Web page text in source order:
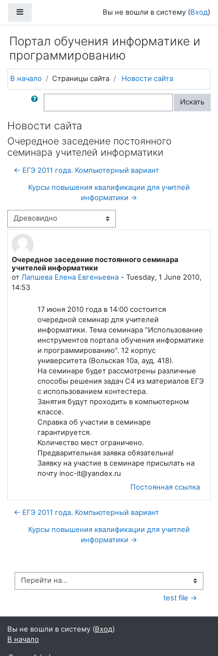
Вы не вошли в систему (Вход)
Портал обучения информатике и
программированию
В начало Страницы сайта Новости сайта
Поиск по форумам Искать
Новости сайта
Очередное заседение постоянного
семинара учителей информатики
← ЕГЭ 2011 года. Компьютерный вариант
Курсы повышения квалификации для учитлей
информатики →
Режим отображения
Очередное заседение постоянного семинара
учителей информатики
от Лапшева Елена Евгеньевна - Tuesday, 1 June 2010,
14:53
Количество ответов: 0
17 июня 2010 года в 14:00 состоится
очередной семинар для учителей
информатики. Тема семинара "Использование
инструментов портала обучения информатике
и программированию". 12 корпус
университета (Вольская 10а, ауд. 418).
На семинаре будет рассмотрены различные
способы решения задач С4 из материалов ЕГЭ
с использованием контестера.
Занятия будут проходить в компьютерном
классе.
Справка об участии в семинаре
гарантируется.
Количество мест ограничено.
Предварительная заявка обязательна!
Заявку на участие в семинаре присылать на
почту inoc-it@yandex.ru
Постоянная ссылка
← ЕГЭ 2011 года. Компьютерный вариант
Курсы повышения квалификации для учитлей
информатики →
Перейти на...
test file →
Вы не вошли в систему (Вход)
В начало